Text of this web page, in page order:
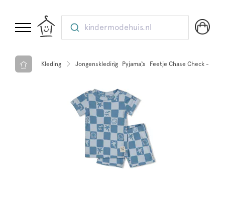
kindermodehuis.nl
Kleding Jongenskleding Pyjama's Feetje Chase Check -